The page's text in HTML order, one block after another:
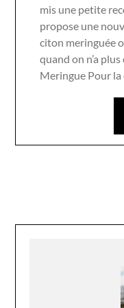
mis une petite
propose une
citon meringuée
quand on n’a
Meringue Pour la